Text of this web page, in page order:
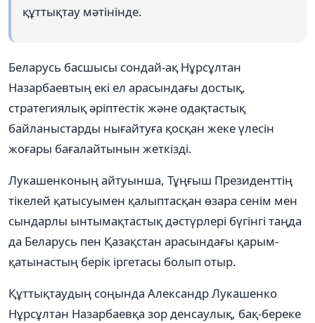
құттықтау мәтінінде.
Беларусь басшысы сондай-ақ Нұрсұлтан
Назарбаевтың екі ел арасындағы достық,
стратегиялық әріптестік және одақтастық
байланыстарды нығайтуға қосқан жеке үлесін
жоғары бағалайтынын жеткізді.
Лукашенконың айтуынша, Тұңғыш Президенттің
тікелей қатысуымен қалыптасқан өзара сенім мен
сындарлы ынтымақтастық дәстүрлері бүгінгі таңда
да Беларусь пен Қазақстан арасындағы қарым-
қатынастың берік іргетасы болып отыр.
Құттықтаудың соңында Александр Лукашенко
Нұрсұлтан Назарбаевқа зор денсаулық, бақ-береке